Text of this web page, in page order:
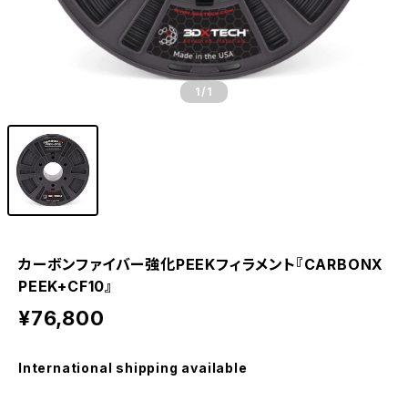
1 /1
カーボンファイバー強化PEEKフィラメント『CARBONX
PEEK+CF10』
¥76,800
International shipping available